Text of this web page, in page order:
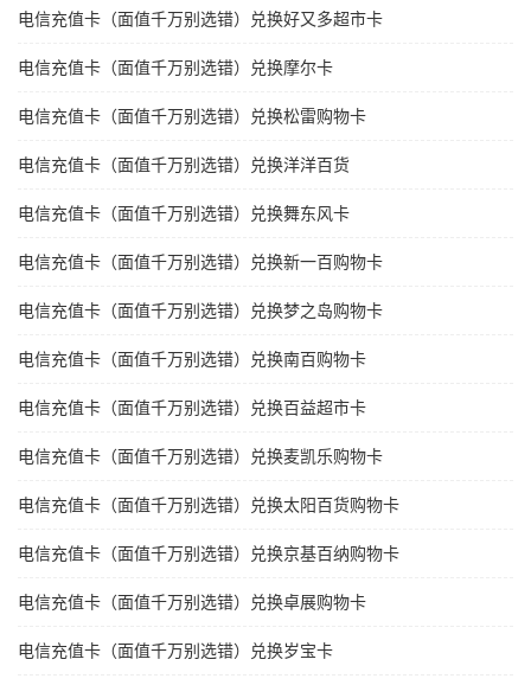
电信充值卡（面值千万别选错）兑换好又多超市卡
电信充值卡（面值千万别选错）兑换摩尔卡
电信充值卡（面值千万别选错）兑换松雷购物卡
电信充值卡（面值千万别选错）兑换洋洋百货
电信充值卡（面值千万别选错）兑换舞东风卡
电信充值卡（面值千万别选错）兑换新一百购物卡
电信充值卡（面值千万别选错）兑换梦之岛购物卡
电信充值卡（面值千万别选错）兑换南百购物卡
电信充值卡（面值千万别选错）兑换百益超市卡
电信充值卡（面值千万别选错）兑换麦凯乐购物卡
电信充值卡（面值千万别选错）兑换太阳百货购物卡
电信充值卡（面值千万别选错）兑换京基百纳购物卡
电信充值卡（面值千万别选错）兑换卓展购物卡
电信充值卡（面值千万别选错）兑换岁宝卡